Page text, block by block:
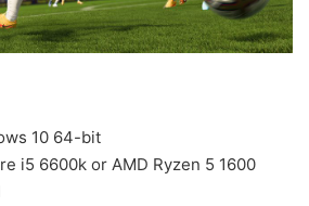
10 64-bit
i5 6600k or AMD Ryzen 5 1600